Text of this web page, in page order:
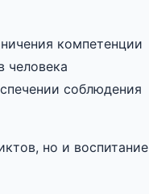
компетенции
человека
соблюдения
но и воспитание